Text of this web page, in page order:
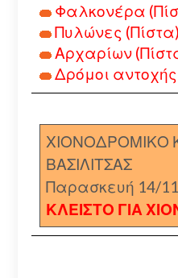
Φαλκονέρα
Πυλώνες (Πίστα)
Αρχαρίων
Δρόμοι
ΧΙΟΝΟΔΡΟΜΙΚΟ
ΒΑΣΙΛΙΤΣΑΣ
Παρασκευή 14/
ΚΛΕΙΣΤΟ ΓΙΑ